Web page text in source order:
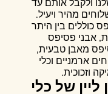
ולקבל אותם עד
מהיר ויעיל.
כוללים בין היתר
אבני פסיפס
מאבן טבעית,
ארמניים וכלי
וזכוכית.
ליין של כלי